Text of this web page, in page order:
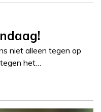
niet alleen tegen op
het…